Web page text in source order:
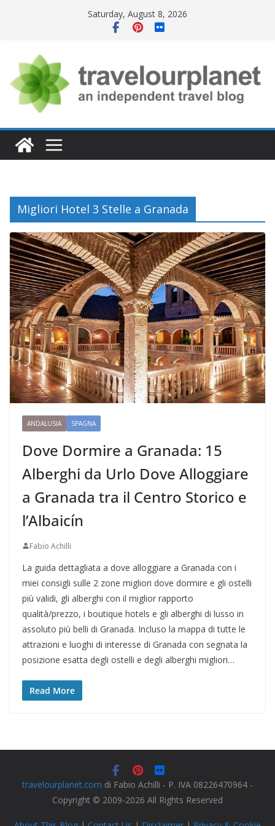
Saturday, August 8, 2026
Migliori Hotel 3 Stelle a Granada
ANDALUSIA SPAGNA
Dove Dormire a Granada: 15
Alberghi da Urlo Dove Alloggiare
a Granada tra il Centro Storico e
l’Albaicín
Fabio Achilli
La guida dettagliata a dove alloggiare a Granada con i
miei consigli sulle 2 zone migliori dove dormire e gli ostelli
più validi, gli alberghi con il miglior rapporto
qualità/prezzo, i boutique hotels e gli alberghi di lusso in
assoluto più belli di Granada. Incluso la mappa di tutte le
attrazioni e luoghi di interesse di Granada con segnata la
posizione esatta degli ostelli e degli alberghi migliori…
Read More
travelourplanet.com di Fabio Achilli - P. IVA 08226470964 -
Copyright © 2009-2026 All Rights Reserved